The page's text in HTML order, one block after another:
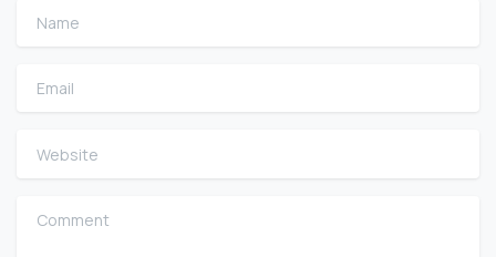
Name
Email
Website
Comment